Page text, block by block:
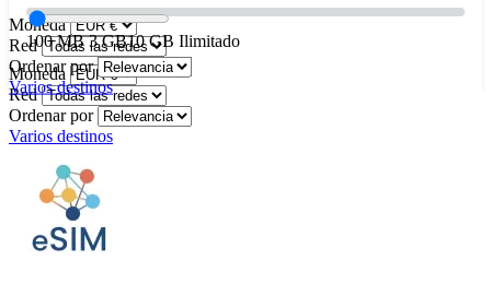
Moneda
Red
Ordenar por
Varios destinos
100 MB 3 GB10 GB Ilimitado
Moneda
Red
Ordenar por
Varios destinos